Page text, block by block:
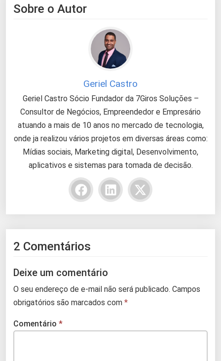
Sobre o Autor
Geriel Castro
Geriel Castro Sócio Fundador da 7Giros Soluções –
Consultor de Negócios, Empreendedor e Empresário
atuando a mais de 10 anos no mercado de tecnologia,
onde ja realizou vários projetos em diversas áreas como:
Mídias sociais, Marketing digital, Desenvolvimento,
aplicativos e sistemas para tomada de decisão.
2 Comentários
Deixe um comentário
O seu endereço de e-mail não será publicado. Campos
obrigatórios são marcados com *
Comentário *